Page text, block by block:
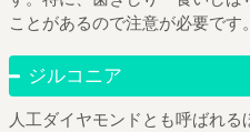
ことがあるので注意が必要です。
ジルコニア
人工ダイヤモンドとも呼ばれる